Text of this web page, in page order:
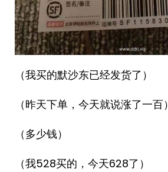
（我买的默沙东已经发货了）
（昨天下单，今天就说涨了一百）
（多少钱）
（我528买的，今天628了）